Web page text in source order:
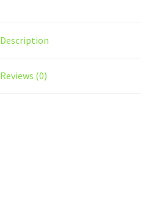
Description
Reviews (0)